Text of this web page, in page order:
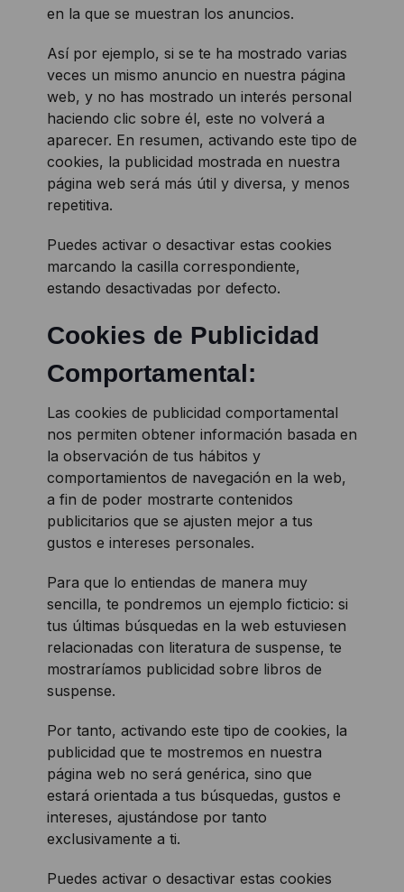
en la que se muestran los anuncios.
Así por ejemplo, si se te ha mostrado varias
veces un mismo anuncio en nuestra página
web, y no has mostrado un interés personal
haciendo clic sobre él, este no volverá a
aparecer. En resumen, activando este tipo de
cookies, la publicidad mostrada en nuestra
página web será más útil y diversa, y menos
repetitiva.
Puedes activar o desactivar estas cookies
marcando la casilla correspondiente,
estando desactivadas por defecto.
Cookies de Publicidad
Comportamental:
Las cookies de publicidad comportamental
nos permiten obtener información basada en
la observación de tus hábitos y
comportamientos de navegación en la web,
a fin de poder mostrarte contenidos
publicitarios que se ajusten mejor a tus
gustos e intereses personales.
Para que lo entiendas de manera muy
sencilla, te pondremos un ejemplo ficticio: si
tus últimas búsquedas en la web estuviesen
relacionadas con literatura de suspense, te
mostraríamos publicidad sobre libros de
suspense.
Por tanto, activando este tipo de cookies, la
publicidad que te mostremos en nuestra
página web no será genérica, sino que
estará orientada a tus búsquedas, gustos e
intereses, ajustándose por tanto
exclusivamente a ti.
Puedes activar o desactivar estas cookies